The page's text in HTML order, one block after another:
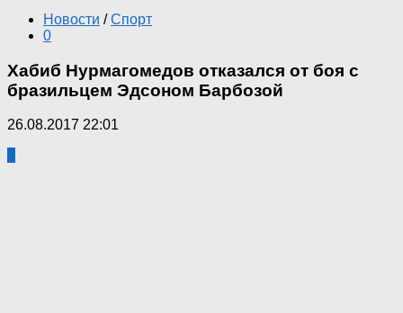
Новости / Спорт
0
Хабиб Нурмагомедов отказался от боя с
бразильцем Эдсоном Барбозой
26.08.2017 22:01